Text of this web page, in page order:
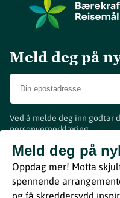
Meld deg på
Ved å melde deg inn godtar
personvernerklæring.
Meld deg på
Oppdag mer! Motta
spennende
og få skreddersydd
Turistinformasjon
Vestfold
ByBreakfast